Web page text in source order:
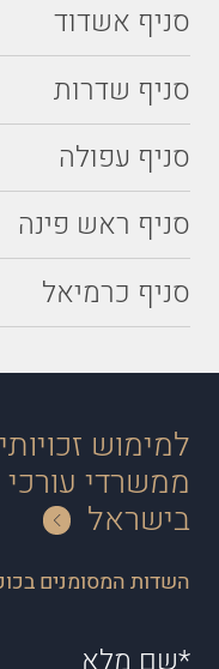
סניף אשדוד
סניף שדרות
סניף עפולה
סניף ראש פינה
סניף כרמיאל
למימוש
ממשרדי עורכי
בישראל
השדות המסומנים